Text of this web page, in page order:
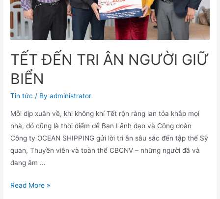
TẾT ĐẾN TRI ÂN NGƯỜI GIỮ
BIỂN
Tin tức / Byadministrator
Mỗi dịp xuân về, khi không khí Tết rộn ràng lan tỏa khắp mọi
nhà, đó cũng là thời điểm để Ban Lãnh đạo và Công đoàn
Công ty OCEAN SHIPPING gửi lời tri ân sâu sắc đến tập thể Sỹ
quan, Thuyền viên và toàn thể CBCNV – những người đã và
đang âm …
Read More »